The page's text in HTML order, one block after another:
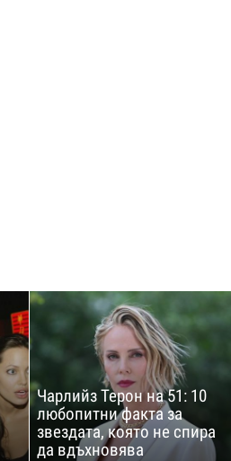
Чарлийз Терон на 51: 10
любопитни факта за
звездата, която не спира
да вдъхновява